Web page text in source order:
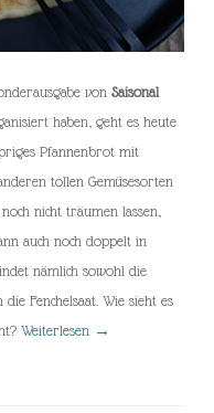
von Saisonal
haben, geht es heute
Pfannenbrot mit
tollen Gemüsesorten
nicht träumen lassen,
auch noch doppelt in
nämlich sowohl die
Fenchelsaat. Wie sieht es
Weiterlesen →